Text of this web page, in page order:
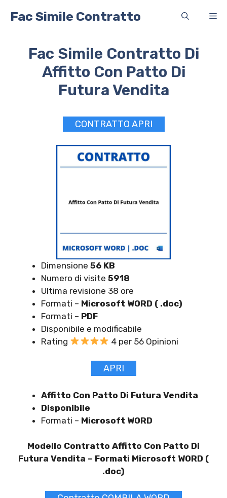
Fac Simile Contratto
Fac Simile Contratto Di
Affitto Con Patto Di
Futura Vendita
CONTRATTO APRI
Dimensione 56 KB
Numero di visite 5918
Ultima revisione 38 ore
Formati – Microsoft WORD ( .doc)
Formati – PDF
Disponibile e modificabile
Rating
4 per 56 Opinioni
APRI
Affitto Con Patto Di Futura Vendita
Disponibile
Formati – Microsoft WORD
Modello Contratto Affitto Con Patto Di
Futura Vendita – Formati Microsoft WORD (
.doc)